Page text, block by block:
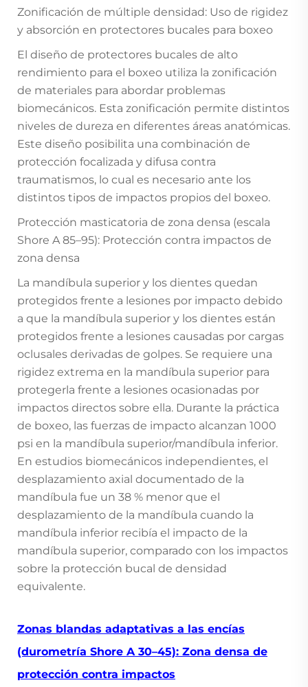
Zonificación de múltiple densidad: Uso de rigidez
y absorción en protectores bucales para boxeo
El diseño de protectores bucales de alto
rendimiento para el boxeo utiliza la zonificación
de materiales para abordar problemas
biomecánicos. Esta zonificación permite distintos
niveles de dureza en diferentes áreas anatómicas.
Este diseño posibilita una combinación de
protección focalizada y difusa contra
traumatismos, lo cual es necesario ante los
distintos tipos de impactos propios del boxeo.
Protección masticatoria de zona densa (escala
Shore A 85–95): Protección contra impactos de
zona densa
La mandíbula superior y los dientes quedan
protegidos frente a lesiones por impacto debido
a que la mandíbula superior y los dientes están
protegidos frente a lesiones causadas por cargas
oclusales derivadas de golpes. Se requiere una
rigidez extrema en la mandíbula superior para
protegerla frente a lesiones ocasionadas por
impactos directos sobre ella. Durante la práctica
de boxeo, las fuerzas de impacto alcanzan 1000
psi en la mandíbula superior/mandíbula inferior.
En estudios biomecánicos independientes, el
desplazamiento axial documentado de la
mandíbula fue un 38 % menor que el
desplazamiento de la mandíbula cuando la
mandíbula inferior recibía el impacto de la
mandíbula superior, comparado con los impactos
sobre la protección bucal de densidad
equivalente.
Zonas blandas adaptativas a las encías
(durometría Shore A 30–45): Zona densa de
protección contra impactos